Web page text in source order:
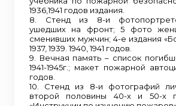
1936,1941 годов издания.
8. Стенд из 8-и
ушедших на фронт; 5 фото
сменивших мужчин; 4-е издания
1937, 1939. 1940, 1941 годов.
9. Вечная память – список
1941-1945г.; макет пожарной
годов.
10. Стенд из 8-и фотографий
второй половины 40-х и 50-х